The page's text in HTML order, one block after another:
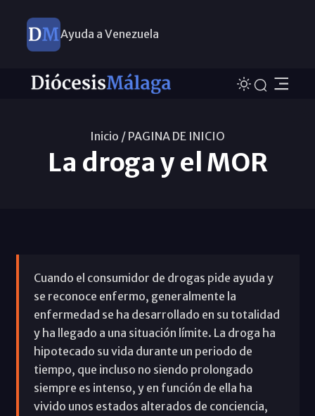
Ayuda a Venezuela
Inicio / PAGINA DE INICIO
La droga y el MOR
Cuando el consumidor de drogas pide ayuda y
se reconoce enfermo, generalmente la
enfermedad se ha desarrollado en su totalidad
y ha llegado a una situación límite. La droga ha
hipotecado su vida durante un periodo de
tiempo, que incluso no siendo prolongado
siempre es intenso, y en función de ella ha
vivido unos estados alterados de conciencia,